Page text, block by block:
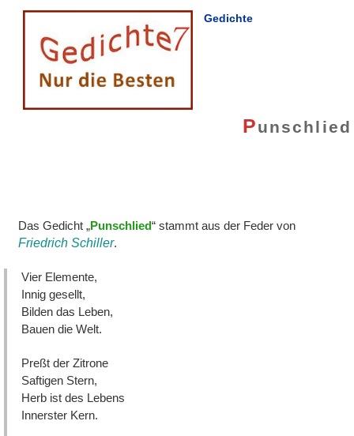
Gedichte
Punschlied
Das Gedicht „Punschlied“ stammt aus der Feder von
Friedrich Schiller.
Vier Elemente,
Innig gesellt,
Bilden das Leben,
Bauen die Welt.
Preßt der Zitrone
Saftigen Stern,
Herb ist des Lebens
Innerster Kern.